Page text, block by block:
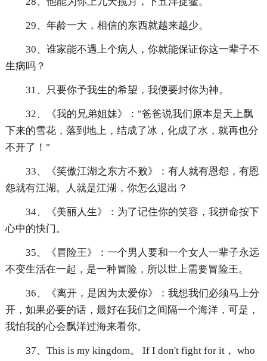
29、年龄一大，相信的东西就越来越少。
30、谁家能不遇上个病人，你就能保证你这一辈子不
生病吗？
31、只要你予我生的希望，我便要封你为神。
32、《我的兄弟姐妹》："爸爸说我们原本是天上飘
下来的雪花，落到地上，结成了冰，化成了水，就再也分
不开了！"
33、《笑傲江湖之东方不败》：有人就有恩怨，有恩
怨就有江湖。人就是江湖，你怎么退出？
34、《美丽人生》：为了记住你的笑容，我拼命按下
心中的快门。
35、《冒险王》：一个男人要和一个女人一辈子永远
不变生活在一起，是一种冒险，所以世上需要冒险王。
36、《离开，是因为太爱你》：我想我们必须马上分
开，如果必要的话，最好在我们之间隔一个海洋，可是，
我怕我的心会飘洋过海来看你。
37、This is my kingdom。 If I don't fight for it， who